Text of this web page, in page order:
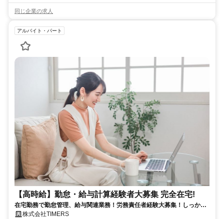
同じ企業の求人
アルバイト・パート
【高時給】勤怠・給与計算経験者大募集 完全在宅!
在宅勤務で勤怠管理、給与関連業務！労務責任者経験大募集！しっかり
稼ぎたい方、注目！
株式会社TIMERS